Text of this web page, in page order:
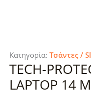
Κατηγορία: Τσάντες /
TECH-
LAPTOP 14